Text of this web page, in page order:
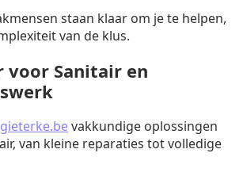
staan klaar om je te helpen,
van de klus.
voor Sanitair en
vakkundige oplossingen
van kleine reparaties tot volledige